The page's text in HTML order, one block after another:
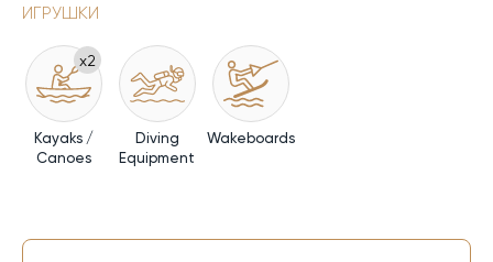
ИГРУШКИ
x2
Kayaks /
Canoes
Diving
Equipment
Wakeboards